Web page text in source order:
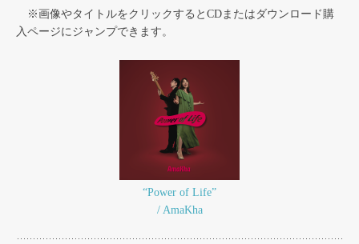
※画像やタイトルをクリックするとCDまたはダウンロード購
入ページにジャンプできます。
“Power of Life”
/ AmaKha